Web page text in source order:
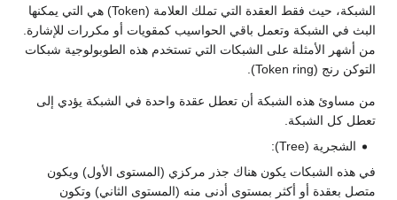
الشبكة، حيث فقط العقدة التي تملك العلامة (Token) هي التي يمكنها
البث في الشبكة وتعمل باقي الحواسيب كمقويات أو مكررات للإشارة.
من أشهر الأمثلة على الشبكات التي تستخدم هذه الطوبولوجية شبكات
التوكن رنج (Token ring).
من مساوئ هذه الشبكة أن تعطل عقدة واحدة في الشبكة يؤدي إلى
تعطل كل الشبكة.
الشجرية (Tree):
في هذه الشبكات يكون هناك جذر مركزي (المستوى الأول) ويكون
متصل بعقدة أو أكثر بمستوى أدنى منه (المستوى الثاني) وتكون